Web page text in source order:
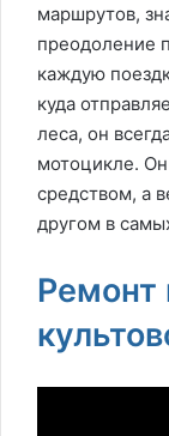
маршрутов,
преодоление
каждую
куда
леса, он
мотоцикле.
средством, а
другом в
Ремонт